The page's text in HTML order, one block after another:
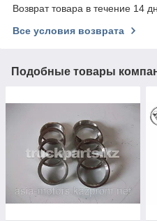
Возврат товара в течение 14
Все условия возврата
Подобные товары